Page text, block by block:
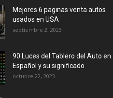
Mejores 6 paginas venta autos
usados en USA
septiembre 2, 2023
90 Luces del Tablero del Auto en
Español y su significado
octubre 22, 2023